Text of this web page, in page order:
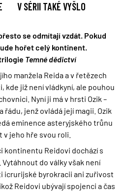
V SÉRII TAKÉ VYŠLO
se odmítají vzdát. Pokud
hořet celý kontinent.
Temné dědictví
manžela Reida a v řetězech
kde již není vládkyní, ale pouhou
Nyní ji má v hrsti Ozik –
řádu, jenž ovládá její magii. Ozik
eminence asteryjského trůnu
v jeho hře svou roli.
kontinentu Reidovi dochází s
do války však není
icrurijské byrokracii ani zuřivost
Reidovi ubývají spojenci a čas